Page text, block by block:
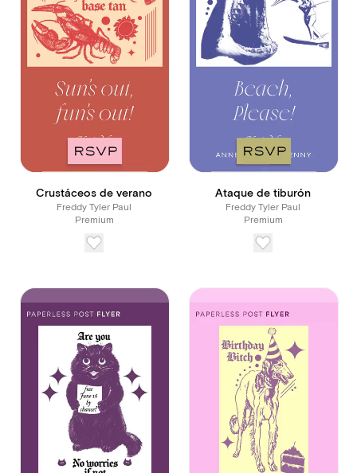
Crustáceos de verano
Freddy Tyler Paul
Premium
Ataque de tiburón
Freddy Tyler Paul
Premium